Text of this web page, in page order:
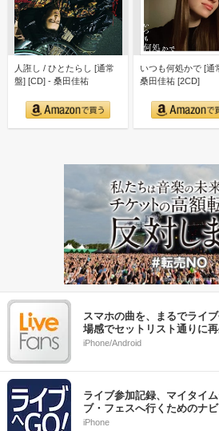
人誑し / ひとたらし [通常
盤] [CD] - 桑田佳祐
いつも何処かで [通
桑田佳祐 [2CD]
スマホの曲を、まるでライ
場感でセットリスト通りに
iPhone/Android
ライブ参加記録、マイタイ
ブ・フェスへ行くためのナビ
iPhone